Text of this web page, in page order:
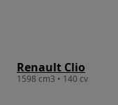
Renault Clio
1598 cm3 • 140 cv